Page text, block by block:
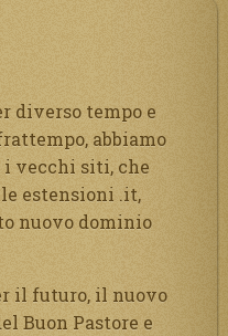
diverso tempo e
abbiamo
vecchi siti, che
estensioni .it,
nuovo dominio
il futuro, il nuovo
Buon Pastore e